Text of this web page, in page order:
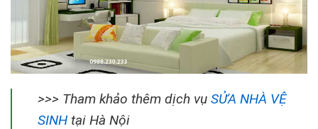
>>> Tham khảo thêm dịch vụ SỬA NHÀ VỆ
SINH tại Hà Nội